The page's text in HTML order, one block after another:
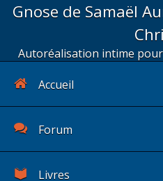
Gnose de Samaël
Autoréalisation intime
Accueil
Forum
Livres